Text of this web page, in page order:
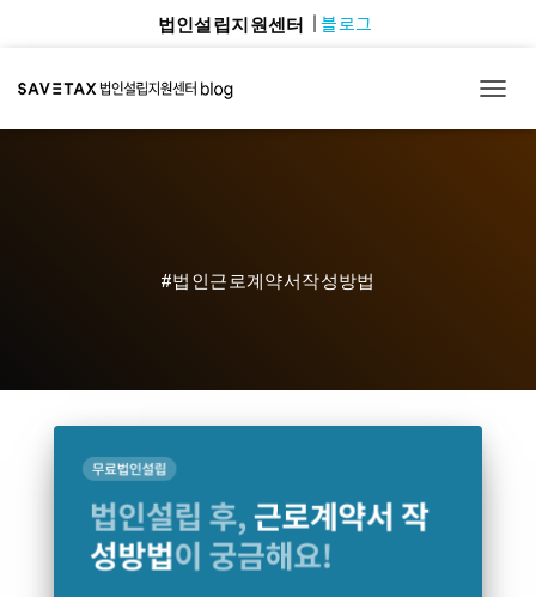
법인설립지원센터 블로그
#법인근로계약서작성방법